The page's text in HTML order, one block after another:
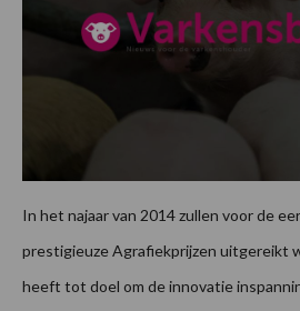
In het najaar van 2014 zullen voor de
prestigieuze Agrafiekprijzen uitgereikt
heeft tot doel om de innovatie